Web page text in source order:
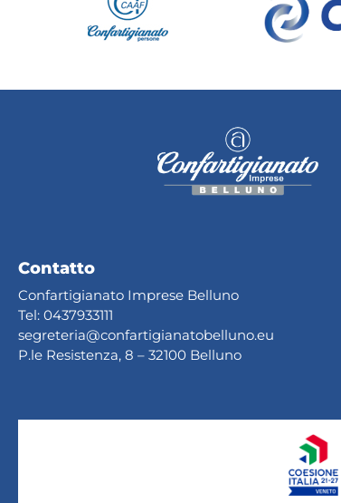
Contatto
Confartigianato Imprese Belluno
Tel: 0437933111
segreteria@confartigianatobelluno.eu
P.le Resistenza, 8 – 32100 Belluno